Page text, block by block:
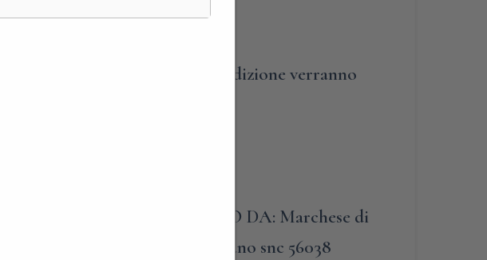
CAPPELLI 500 GR
Imposte incluse. Le spese di spedizione verranno
COLTIVATO E RACCOLTO DA: Marchese di
srl soc. Agr., via Camugliano snc 56038